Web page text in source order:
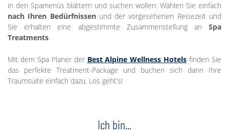
in den Spamenüs blättern und suchen wollen: Wählen Sie einfach
nach Ihren Bedürfnissenund der vorgesehenen Reisezeit und
Sie erhalten eine abgestimmte Zusammenstellung an Spa
Treatments.
Mit dem Spa Planer der Best Alpine Wellness Hotels finden Sie
das perfekte Treatment-Package und buchen sich dann Ihre
Traumsuite einfach dazu. Los geht’s!
Ich bin...